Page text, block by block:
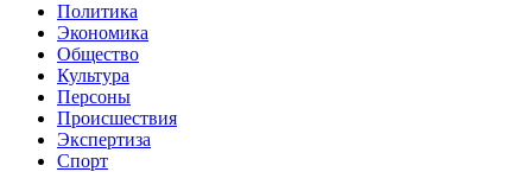
Политика
Экономика
Общество
Культура
Персоны
Происшествия
Экспертиза
Спорт